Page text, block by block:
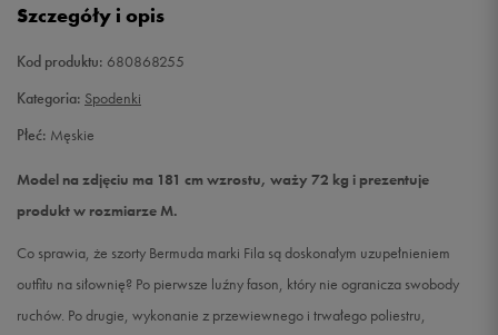
Szczegóły i opis
Kod produktu: 680868255
Kategoria: Spodenki
Płeć: Męskie
Model na zdjęciu ma 181 cm wzrostu, waży 72 kg i prezentuje
produkt w rozmiarze M.
Co sprawia, że szorty Bermuda marki Fila są doskonałym uzupełnieniem
outfitu na siłownię? Po pierwsze luźny fason, który nie ogranicza swobody
ruchów. Po drugie, wykonanie z przewiewnego i trwałego poliestru,